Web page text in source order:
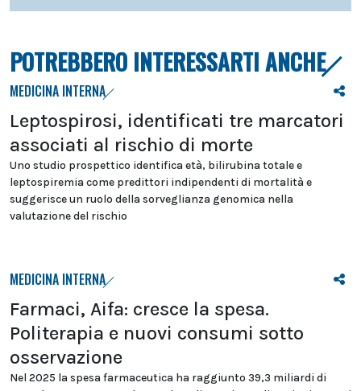
POTREBBERO INTERESSARTI ANCHE
MEDICINA INTERNA
Leptospirosi, identificati tre marcatori
associati al rischio di morte
Uno studio prospettico identifica età, bilirubina totale e
leptospiremia come predittori indipendenti di mortalità e
suggerisce un ruolo della sorveglianza genomica nella
valutazione del rischio
MEDICINA INTERNA
Farmaci, Aifa: cresce la spesa.
Politerapia e nuovi consumi sotto
osservazione
Nel 2025 la spesa farmaceutica ha raggiunto 39,3 miliardi di